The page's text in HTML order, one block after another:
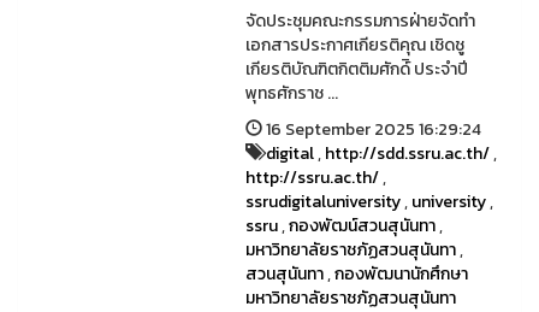
จัดประชุมคณะกรรมการฝ่ายจัดทำ
เอกสารประกาศเกียรติคุณ เชิดชู
เกียรติบัณฑิตกิตติมศักด์ิ ประจำปี
พุทธศักราช ...
16 September 2025 16:29:24
digital,http://sdd.ssru.ac.th/,
http://ssru.ac.th/,
ssrudigitaluniversity,university,
ssru,กองพัฒน์สวนสุนันทา,
มหาวิทยาลัยราชภัฏสวนสุนันทา,
สวนสุนันทา,กองพัฒนานักศึกษา
มหาวิทยาลัยราชภัฏสวนสุนันทา